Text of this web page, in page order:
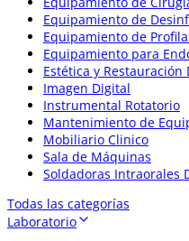
Equipamiento de
Equipamiento de
Equipamiento para
Estética y Restauración
Imagen Digital
Instrumental Rotatorio
Mantenimiento de
Mobiliario Clinico
Sala de Máquinas
Soldadoras Intraorales
Todas las categorías
Laboratorio